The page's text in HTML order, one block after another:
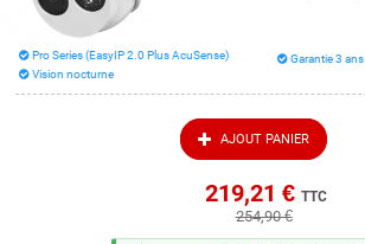
Pro Series (EasyIP 2.0 Plus AcuSense)
Vision nocturne
Garantie 3 ans
AJOUT PANIER
219,21 € TTC
254,90 €